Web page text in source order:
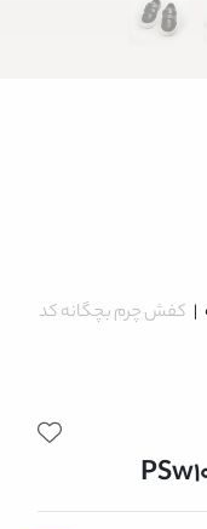
کفش چرم بچگانه کد